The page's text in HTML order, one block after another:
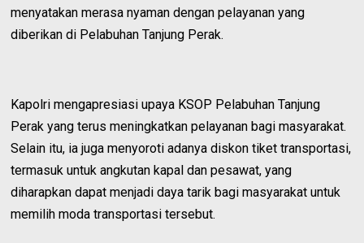
menyatakan merasa nyaman dengan pelayanan yang
diberikan di Pelabuhan Tanjung Perak.
Kapolri mengapresiasi upaya KSOP Pelabuhan Tanjung
Perak yang terus meningkatkan pelayanan bagi masyarakat.
Selain itu, ia juga menyoroti adanya diskon tiket transportasi,
termasuk untuk angkutan kapal dan pesawat, yang
diharapkan dapat menjadi daya tarik bagi masyarakat untuk
memilih moda transportasi tersebut.